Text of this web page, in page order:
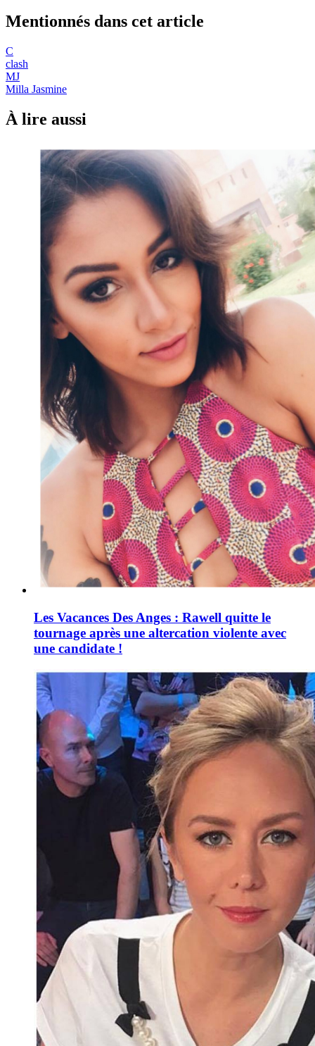
Mentionnés dans cet article
C
clash
MJ
Milla Jasmine
À lire aussi
Les Vacances Des Anges : Rawell quitte le
tournage après une altercation violente avec
une candidate !